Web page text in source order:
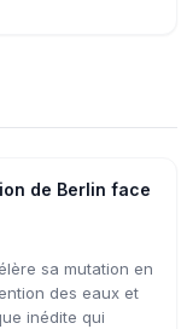
de Berlin face
sa mutation en
des eaux et
inédite qui